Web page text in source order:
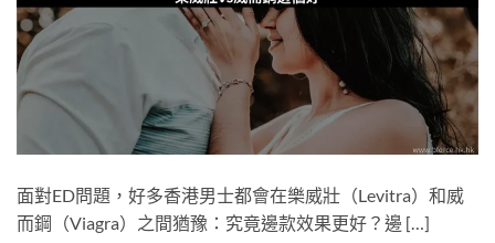
面對ED問題，好多香港男士都會在樂威壯（Levitra）和威
而鋼（Viagra）之間猶豫：究竟邊款效果更好？邊 […]